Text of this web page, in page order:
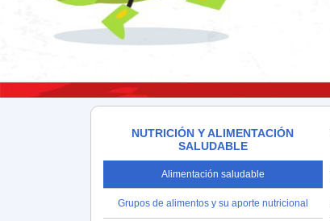
NUTRICIÓN Y ALIMENTACIÓN
SALUDABLE
Alimentación saludable
Grupos de alimentos y su aporte nutricional